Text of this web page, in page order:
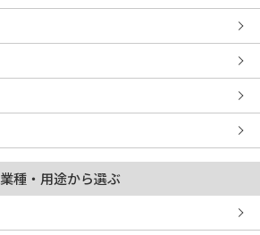
業種・用途から選ぶ